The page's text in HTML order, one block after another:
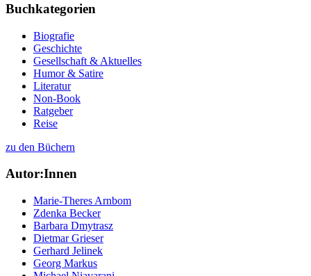
Buchkategorien
Biografie
Geschichte
Gesellschaft & Aktuelles
Humor & Satire
Literatur
Non-Book
Ratgeber
Reise
zu den Büchern
Autor:Innen
Marie-Theres Arnbom
Zdenka Becker
Barbara Dmytrasz
Dietmar Grieser
Gerhard Jelinek
Georg Markus